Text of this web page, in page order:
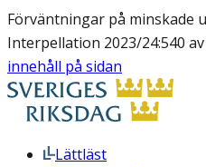
Förväntningar på minskade
Interpellation 2023/24:540
innehåll på sidan
Lättläst